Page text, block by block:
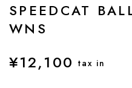
SPEEDCAT
WNS
¥12,100 tax in